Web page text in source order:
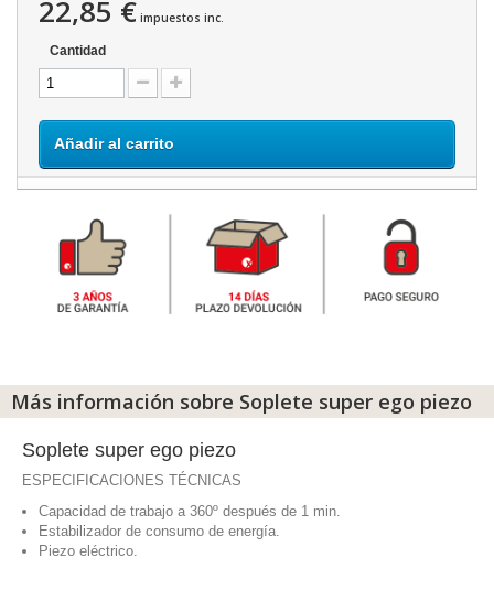
22,85 € impuestos inc.
Cantidad
Añadir al carrito
Más información sobre Soplete super ego piezo
Soplete super ego piezo
ESPECIFICACIONES TÉCNICAS
Capacidad de trabajo a 360º después de 1 min.
Estabilizador de consumo de energía.
Piezo eléctrico.